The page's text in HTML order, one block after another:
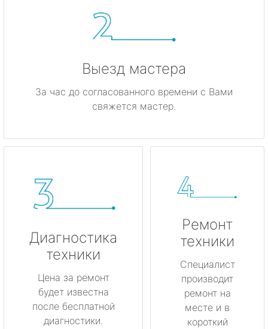
Выезд мастера
За час до согласованного времени с Вами
свяжется мастер.
Диагностика
техники
Цена за ремонт
будет известна
после бесплатной
диагностики.
Ремонт
техники
Специалист
производит
ремонт на
месте и в
короткий